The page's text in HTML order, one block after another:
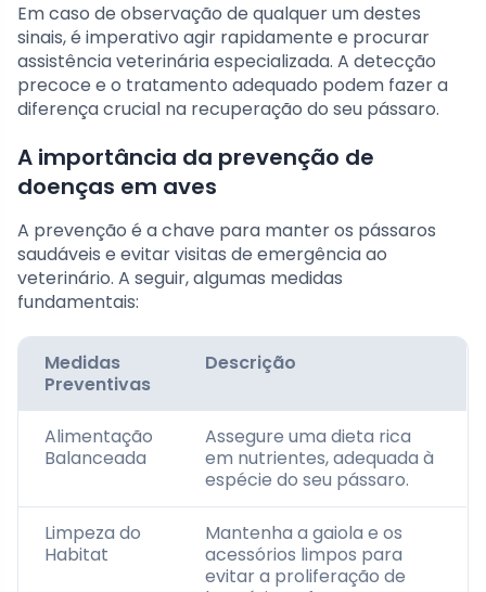
Em caso de observação de qualquer um destes
sinais, é imperativo agir rapidamente e procurar
assistência veterinária especializada. A detecção
precoce e o tratamento adequado podem fazer a
diferença crucial na recuperação do seu pássaro.
A importância da prevenção de
doenças em aves
A prevenção é a chave para manter os pássaros
saudáveis e evitar visitas de emergência ao
veterinário. A seguir, algumas medidas
fundamentais:
Medidas
Preventivas
Descrição
Alimentação
Balanceada
Assegure uma dieta rica
em nutrientes, adequada à
espécie do seu pássaro.
Limpeza do
Habitat
Mantenha a gaiola e os
acessórios limpos para
evitar a proliferação de